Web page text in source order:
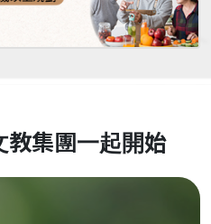
教集團一起開始